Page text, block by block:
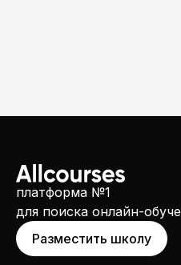
платформа №1
для поиска онлайн-
Разместить школу